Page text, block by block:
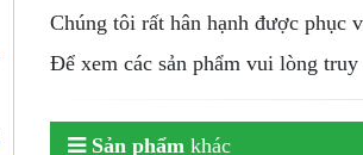
Chúng tôi rất hân hạnh được phục
Để xem các sản phẩm vui lòng truy
Sản phẩm khác